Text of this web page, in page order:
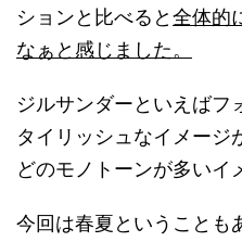
ションと比べると全体的
なぁと感じました。
ジルサンダーといえばフ
タイリッシュなイメージ
どのモノトーンが多いイ
今回は春夏ということも